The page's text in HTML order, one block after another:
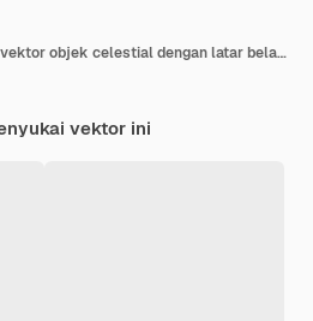
Koleksi sketsa emas vektor objek celestial dengan latar belakang hitam
vektor ini